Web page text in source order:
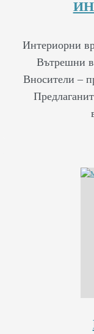
Интериорни
Вътрешни
Вносители –